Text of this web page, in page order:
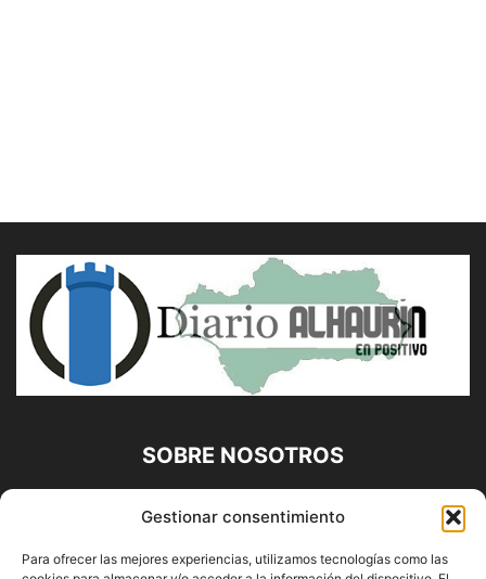
Gestionar consentimiento
Para ofrecer las mejores experiencias, utilizamos tecnologías como las
SOBRE NOSOTROS
Diario Alhaurín (www.alhaurindelatorre.com) Propiedad de
Francisco E. López López | 639 95 71 95 | Noticias de
Alhaurín de la Torre, Málaga y Provincia|